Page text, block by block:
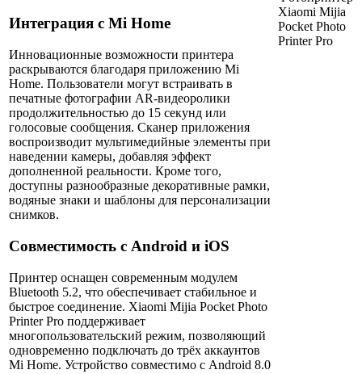
Интеграция с Mi Home
Инновационные возможности принтера
раскрываются благодаря приложению Mi
Home. Пользователи могут встраивать в
печатные фотографии AR-видеоролики
продолжительностью до 15 секунд или
голосовые сообщения. Сканер приложения
воспроизводит мультимедийные элементы при
наведении камеры, добавляя эффект
дополненной реальности. Кроме того,
доступны разнообразные декоративные рамки,
водяные знаки и шаблоны для персонализации
снимков.
Совместимость с Android и iOS
Принтер оснащен современным модулем
Bluetooth 5.2, что обеспечивает стабильное и
быстрое соединение. Xiaomi Mijia Pocket Photo
Printer Pro поддерживает
многопользовательский режим, позволяющий
одновременно подключать до трёх аккаунтов
Mi Home. Устройство совместимо с Android 8.0